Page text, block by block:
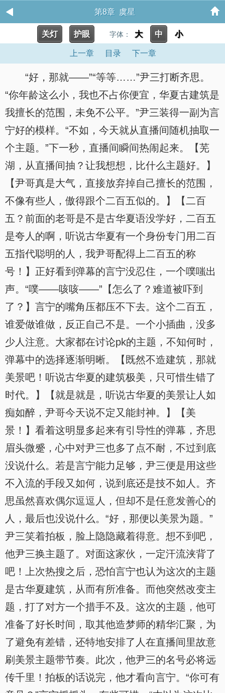
第8章 虞星
关灯 护眼 字体： 大 中 小
上一章 目录 下一章
“好，那就——”“等等……”尹三打断齐思。
“你年龄这么小，我也不占你便宜，华夏古建筑是
我擅长的范围，未免不公平。”尹三装得一副为言
宁好的模样。“不如，今天就从直播间随机抽取一
个主题。”下一秒，直播间瞬间热闹起来。【芜
湖，从直播间抽？让我想想，比什么主题好。】
【尹哥真是大气，直接放弃掉自己擅长的范围，
不像有些人，傲得跟个二百五似的。】【二百
五？前面的老哥是不是古华夏语没学好，二百五
是夸人的啊，听说古华夏有一个身份专门用二百
五指代聪明的人，我尹哥配得上二百五的称
号！】正好看到弹幕的言宁没忍住，一个噗嗤出
声。“噗——咳咳——”【怎么了？难道被吓到
了？】言宁的嘴角压都压不下去。这个二百五，
谁爱做谁做，反正自己不是。一个小插曲，没多
少人注意。大家都在讨论pk的主题，不知何时，
弹幕中的选择逐渐明晰。【既然不造建筑，那就
美景吧！听说古华夏的建筑极美，只可惜生错了
时代。】【就是就是，听说古华夏的美景让人如
痴如醉，尹哥今天说不定又能封神。】【美
景！】看着这明显多起来有引导性的弹幕，齐思
眉头微蹙，心中对尹三也多了点不耐，不过到底
没说什么。若是言宁能力足够，尹三便是用这些
不入流的手段又如何，说到底还是技不如人。齐
思虽然喜欢偶尔逗逗人，但却不是任意发善心的
人，最后也没说什么。“好，那便以美景为题。”
尹三笑着拍板，脸上隐隐藏着得意。想不到吧，
他尹三换主题了。对面这家伙，一定汗流浃背了
吧！上次热搜之后，恐怕言宁也认为这次的主题
是古华夏建筑，从而有所准备。而他突然改变主
题，打了对方一个措手不及。这次的主题，他可
准备了好长时间，取其他造梦师的精华汇聚，为
了避免有差错，还特地安排了人在直播间里故意
刷美景主题带节奏。此次，他尹三的名号必将远
传千里！拍板的话说完，他才看向言宁。“你可有